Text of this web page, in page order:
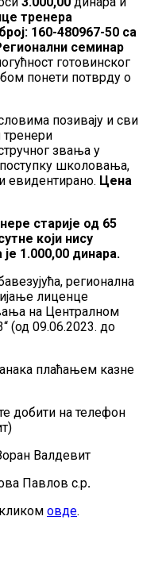
тренера
160-480967-50 са
семинар
готовинског
понети потврду о
позивају и сви
тренери
звања у
школовања,
евидентирано. Цена
старије од 65
који нису
1.000,00 динара.
регионална
лиценце
на Централном
(од 09.06.2023. до
плаћањем казне
добити на телефон
Валдевит
Павлов с.р.
овде.